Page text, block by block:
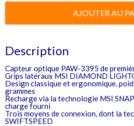
Description
Capteur optique PAW-3395 de
Grips latéraux MSI DIAMOND
Design classique et ergonomique,
grammes
Recharge via la technologie MSI
charge fourni
Trois moyens de connexion, dont la
SWIFTSPEED